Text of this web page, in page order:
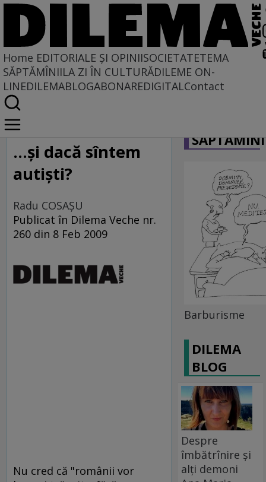
Home EDITORIALE ȘI OPINIISOCIETATETEMA
SĂPTĂMÎNIILA ZI ÎN CULTURĂDILEME ON-
LINEDILEMABLOGABONAREDIGITALContact
Home
La centru şi la margine
...şi dacă sîntem
autişti?
Radu COSAŞU
Publicat în Dilema Veche nr.
260 din 8 Feb 2009
Nu cred că "românii vor
Barburisme
DILEMA
BLOG
Despre
îmbătrînire și
alți demoni